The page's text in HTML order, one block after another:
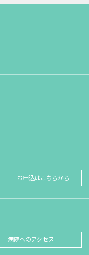
お申込はこちらから
病院へのアクセス